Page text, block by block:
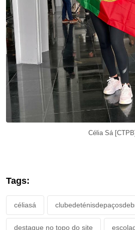
Célia Sá [CTPB]
Tags:
céliasá
destaque no topo do site